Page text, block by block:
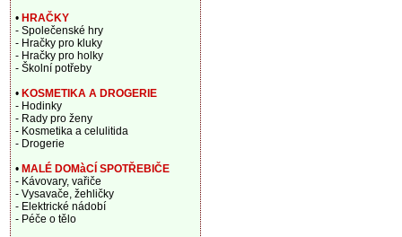
• HRAČKY
- Společenské hry
- Hračky pro kluky
- Hračky pro holky
- Školní potřeby
• KOSMETIKA A DROGERIE
- Hodinky
- Rady pro ženy
- Kosmetika a celulitida
- Drogerie
• MALÉ DOMàCÍ SPOTŘEBIČE
- Kávovary, vařiče
- Vysavače, žehličky
- Elektrické nádobí
- Péče o tělo